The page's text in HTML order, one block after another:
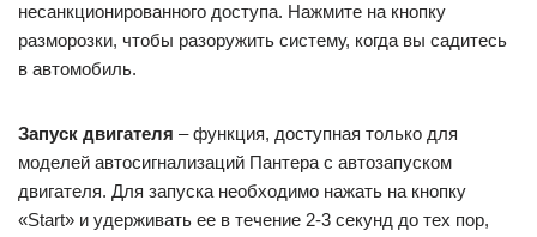
несанкционированного доступа. Нажмите на кнопку
разморозки, чтобы разоружить систему, когда вы садитесь
в автомобиль.
Запуск двигателя – функция, доступная только для
моделей автосигнализаций Пантера с автозапуском
двигателя. Для запуска необходимо нажать на кнопку
«Start» и удерживать ее в течение 2-3 секунд до тех пор,